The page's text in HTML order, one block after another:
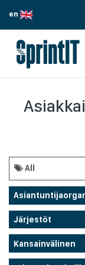
en
All
Järjestöt
Kansainvälinen